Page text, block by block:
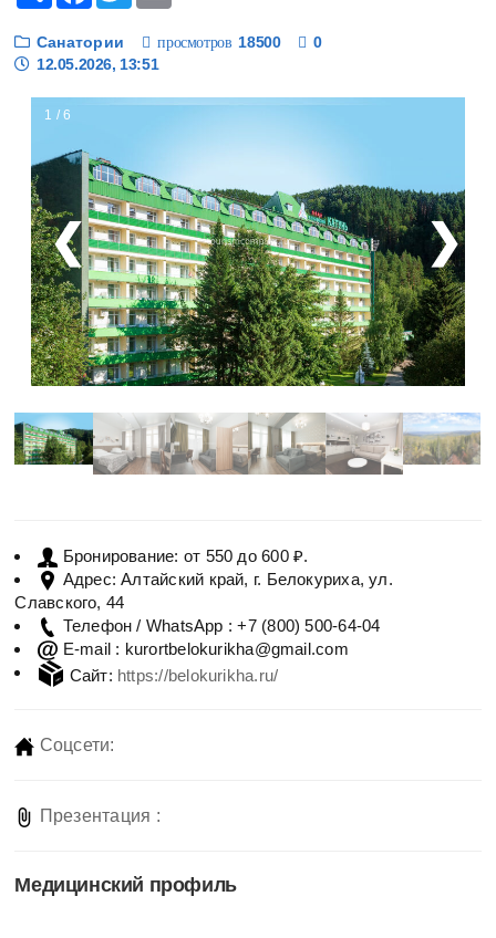
Санатории просмотров 18500
0
12.05.2026, 13:51
1 / 6
❮ ❯
Бронирование: от 550 до 600 ₽.
Адрес: Алтайский край, г. Белокуриха, ул.
Славского, 44
Телефон / WhatsApp : +7 (800) 500-64-04
E-mail : kurortbelokurikha@gmail.com
Сайт: https://belokurikha.ru/
Соцсети:
Презентация :
Медицинский профиль